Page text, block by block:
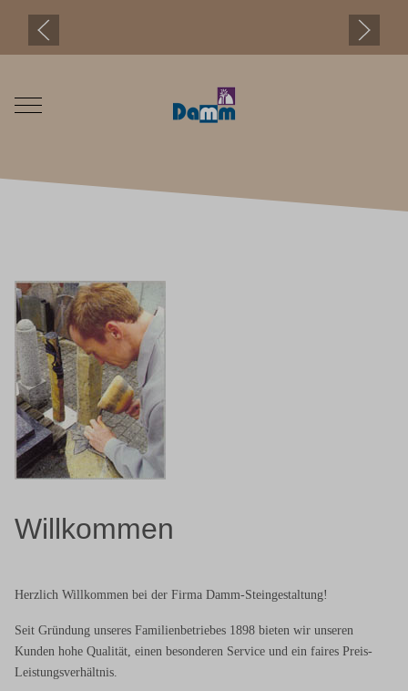
Mobile Menu Toggle
Willkommen
Herzlich Willkommen bei der Firma Damm-Steingestaltung!
Seit Gründung unseres Familienbetriebes 1898 bieten wir unseren
Kunden hohe Qualität, einen besonderen Service und ein faires Preis-
Leistungsverhältnis.